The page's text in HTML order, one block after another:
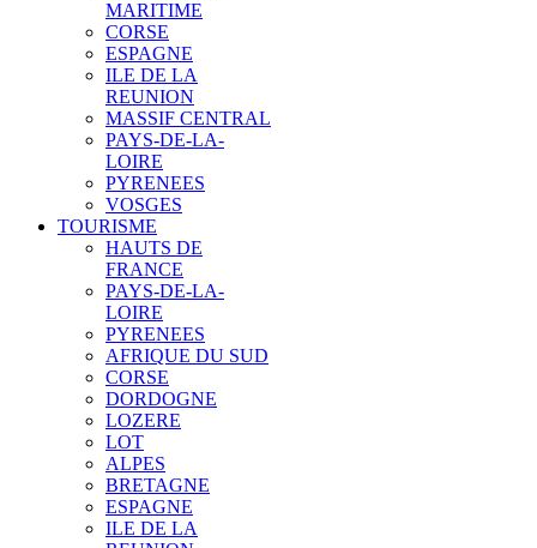
MARITIME
CORSE
ESPAGNE
ILE DE LA
REUNION
MASSIF CENTRAL
PAYS-DE-LA-
LOIRE
PYRENEES
VOSGES
TOURISME
HAUTS DE
FRANCE
PAYS-DE-LA-
LOIRE
PYRENEES
AFRIQUE DU SUD
CORSE
DORDOGNE
LOZERE
LOT
ALPES
BRETAGNE
ESPAGNE
ILE DE LA